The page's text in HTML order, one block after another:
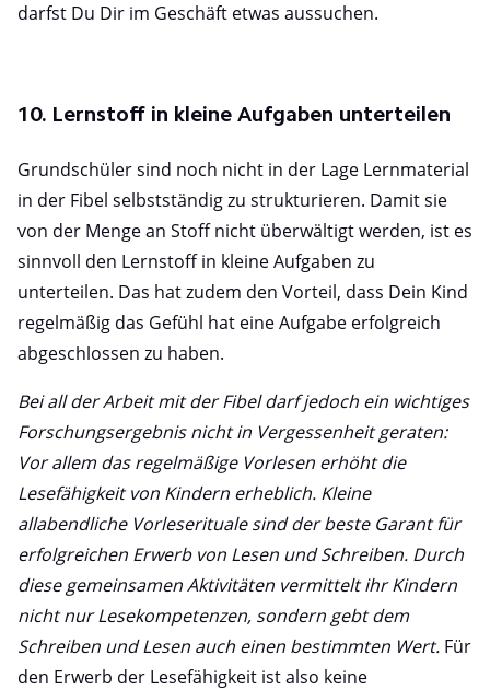
darfst Du Dir im Geschäft etwas aussuchen.
10. Lernstoff in kleine Aufgaben unterteilen
Grundschüler sind noch nicht in der Lage Lernmaterial
in der Fibel selbstständig zu strukturieren. Damit sie
von der Menge an Stoff nicht überwältigt werden, ist es
sinnvoll den Lernstoff in kleine Aufgaben zu
unterteilen. Das hat zudem den Vorteil, dass Dein Kind
regelmäßig das Gefühl hat eine Aufgabe erfolgreich
abgeschlossen zu haben.
Bei all der Arbeit mit der Fibel darf jedoch ein wichtiges
Forschungsergebnis nicht in Vergessenheit geraten:
Vor allem das regelmäßige Vorlesen erhöht die
Lesefähigkeit von Kindern erheblich. Kleine
allabendliche Vorleserituale sind der beste Garant für
erfolgreichen Erwerb von Lesen und Schreiben. Durch
diese gemeinsamen Aktivitäten vermittelt ihr Kindern
nicht nur Lesekompetenzen, sondern gebt dem
Schreiben und Lesen auch einen bestimmten Wert. Für
den Erwerb der Lesefähigkeit ist also keine